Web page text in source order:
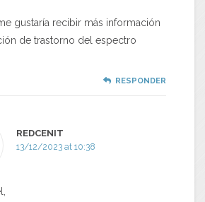
gustaría recibir más información
de trastorno del espectro
RESPONDER
REDCENIT
13/12/2023 at 10:38